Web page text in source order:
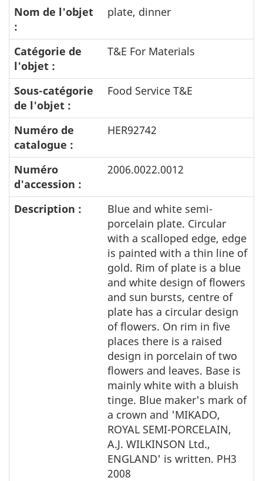
Nom de l'objet
:
plate, dinner
Catégorie de
l'objet :
T&E For Materials
Sous-catégorie
de l'objet :
Food Service T&E
Numéro de
catalogue :
HER92742
Numéro
d'accession :
2006.0022.0012
Description :
Blue and white semi-
porcelain plate. Circular
with a scalloped edge, edge
is painted with a thin line of
gold. Rim of plate is a blue
and white design of flowers
and sun bursts, centre of
plate has a circular design
of flowers. On rim in five
places there is a raised
design in porcelain of two
flowers and leaves. Base is
mainly white with a bluish
tinge. Blue maker's mark of
a crown and 'MIKADO,
ROYAL SEMI-PORCELAIN,
A.J. WILKINSON Ltd.,
ENGLAND' is written. PH3
2008